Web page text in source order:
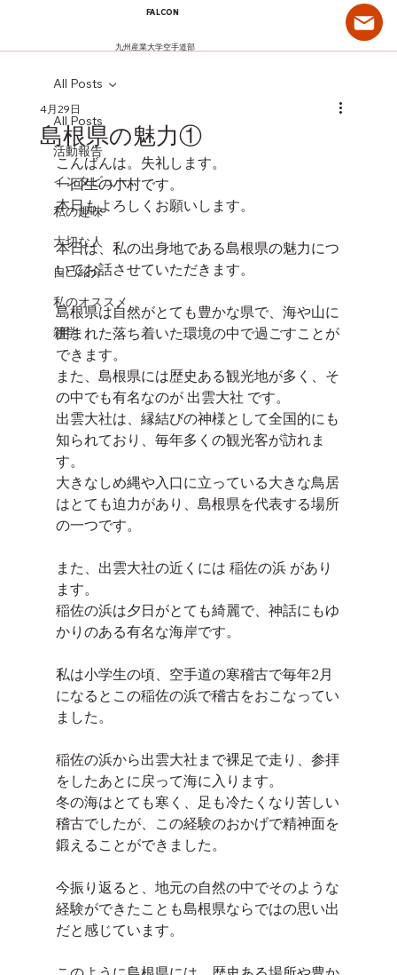
FALCON
九州産業大学空手道部
All Posts
活動報告
インタビュー
私の趣味
大切な人
自己紹介
私のオススメ
雑学
All Posts
島根県の魅力①
4月29日
こんばんは。失礼します。
一回生の小村です。
本日もよろしくお願いします。
本日は、私の出身地である島根県の魅力につ
いてお話させていただきます。
島根県は自然がとても豊かな県で、海や山に
囲まれた落ち着いた環境の中で過ごすことが
できます。
また、島根県には歴史ある観光地が多く、そ
の中でも有名なのが 出雲大社 です。
出雲大社は、縁結びの神様として全国的にも
知られており、毎年多くの観光客が訪れま
す。
大きなしめ縄や入口に立っている大きな鳥居
はとても迫力があり、島根県を代表する場所
の一つです。
また、出雲大社の近くには 稲佐の浜 があり
ます。
稲佐の浜は夕日がとても綺麗で、神話にもゆ
かりのある有名な海岸です。
私は小学生の頃、空手道の寒稽古で毎年2月
になるとこの稲佐の浜で稽古をおこなってい
ました。
稲佐の浜から出雲大社まで裸足で走り、参拝
をしたあとに戻って海に入ります。
冬の海はとても寒く、足も冷たくなり苦しい
稽古でしたが、この経験のおかげで精神面を
鍛えることができました。
今振り返ると、地元の自然の中でそのような
経験ができたことも島根県ならではの思い出
だと感じています。